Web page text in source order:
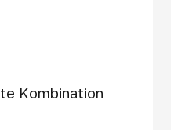
Kombination